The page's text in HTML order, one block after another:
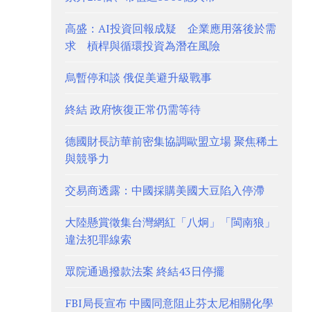
高盛：AI投資回報成疑 企業應用落後於需
求 槓桿與循環投資為潛在風險
烏暫停和談 俄促美避升級戰事
終結 政府恢復正常仍需等待
德國財長訪華前密集協調歐盟立場 聚焦稀土
與競爭力
交易商透露：中國採購美國大豆陷入停滯
大陸懸賞徵集台灣網紅「八炯」「閩南狼」
違法犯罪線索
眾院通過撥款法案 終結43日停擺
FBI局長宣布 中國同意阻止芬太尼相關化學